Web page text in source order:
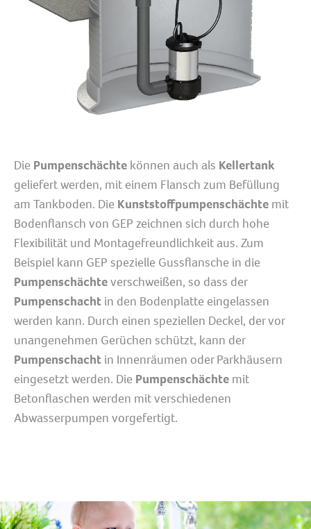
Die Pumpenschächte können auch als Kellertank
geliefert werden, mit einem Flansch zum Befüllung
am Tankboden. Die Kunststoffpumpenschächte mit
Bodenflansch von GEP zeichnen sich durch hohe
Flexibilität und Montagefreundlichkeit aus. Zum
Beispiel kann GEP spezielle Gussflansche in die
Pumpenschächteverschweißen, so dass der
Pumpenschacht in den Bodenplatte eingelassen
werden kann. Durch einen speziellen Deckel, der vor
unangenehmen Gerüchen schützt, kann der
Pumpenschacht in Innenräumen oder Parkhäusern
eingesetzt werden. Die Pumpenschächte mit
Betonflaschen werden mit verschiedenen
Abwasserpumpen vorgefertigt.